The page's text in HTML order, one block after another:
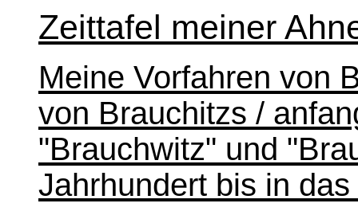
Zeittafel meiner
Meine Vorfahren von
von Brauchitzs /
"Brauchwitz" und
Jahrhundert bis in